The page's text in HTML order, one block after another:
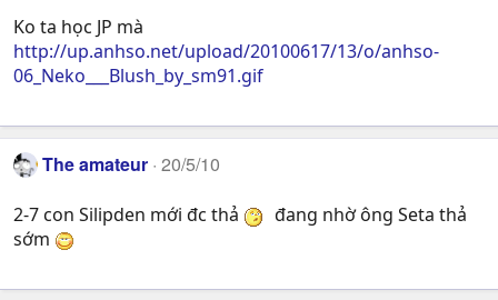
Ko ta học JP mà
http://up.anhso.net/upload/20100617/13/o/anhso-
06_Neko___Blush_by_sm91.gif
The amateur 20/5/10
2-7 con Silipden mới đc thả
đang nhờ ông Seta thả
sớm